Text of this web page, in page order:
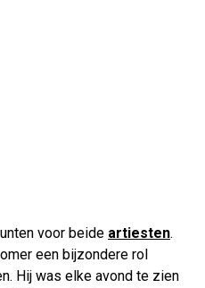
voor beide artiesten.
een bijzondere rol
Hij was elke avond te zien